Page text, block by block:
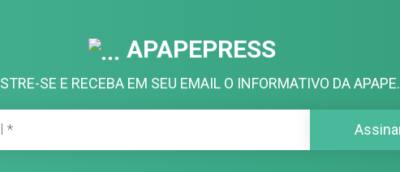
APAPEPRESS
SE E RECEBA EM SEU EMAIL O INFORMATIVO DA APAPE.